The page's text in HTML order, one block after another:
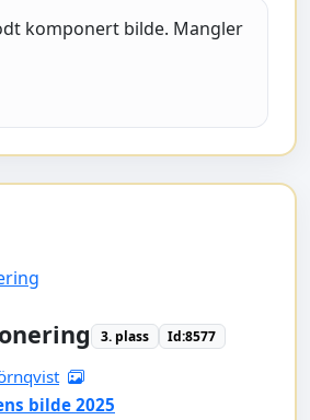
komponert bilde. Mangler
3. plass Id:8577
bilde 2025